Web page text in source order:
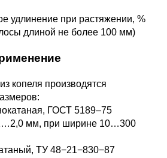
удлинение при растяжении, %
длиной не более 100 мм)
копеля производятся
ГОСТ 5189–75
мм, при ширине 10…300
ТУ 48−21−830−87